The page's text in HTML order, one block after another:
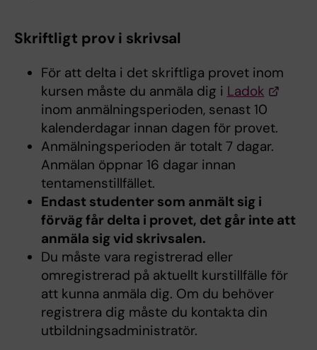
Skriftligt prov i skrivsal
För att delta i det skriftliga provet inom
kursen måste du anmäla dig i Ladok
inom anmälningsperioden, senast 10
kalenderdagar innan dagen för provet.
Anmälningsperioden är totalt 7 dagar.
Anmälan öppnar 16 dagar innan
tentamenstillfället.
Endast studenter som anmält sig i
förväg får delta i provet, det går inte att
anmäla sig vid skrivsalen.
Du måste vara registrerad eller
omregistrerad på aktuellt kurstillfälle för
att kunna anmäla dig. Om du behöver
registrera dig måste du kontakta din
utbildningsadministratör.